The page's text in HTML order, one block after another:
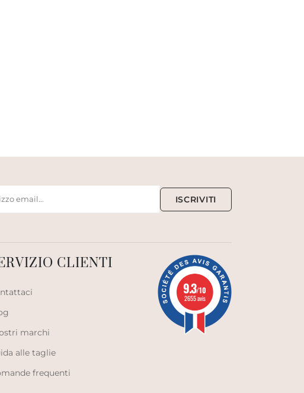
ISCRIVITI
CLIENTI
marchi
alle taglie
frequenti
9.3/10
2655 avis